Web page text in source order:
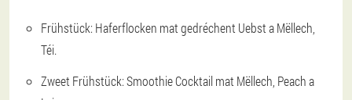
Frühstück: Haferflocken mat gedréchent Uebst a Mëllech,
Téi.
Zweet Frühstück: Smoothie Cocktail mat Mëllech, Peach a